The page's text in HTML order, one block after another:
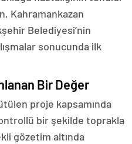
Kahramankazan
Belediyesi’nin
sonucunda ilk
Bir Değer
proje kapsamında
bir şekilde toprakla
gözetim altında